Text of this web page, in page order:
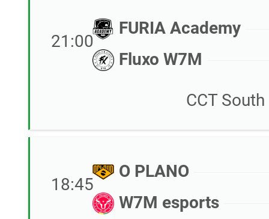
21:00
FURIA Academy
Fluxo W7M
CCT
18:45
O PLANO
W7M esports